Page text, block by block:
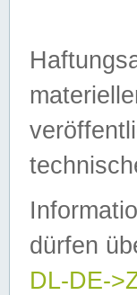
dürfen
DL-DE-